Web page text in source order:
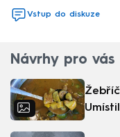
Vstup do diskuze
Návrhy pro vás